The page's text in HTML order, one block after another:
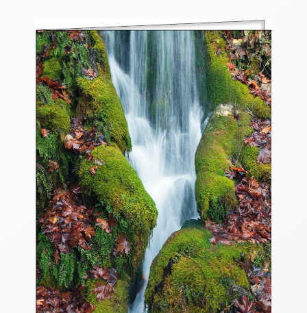
Grußkarten
Sortimente
Themen
Anlässe
Geburtstag
Wünsche
Segenswünsche
Lebensart
Dank
Freundschaft
Begleitung